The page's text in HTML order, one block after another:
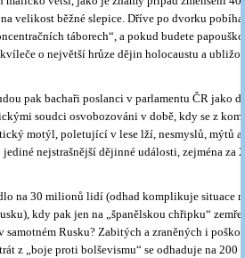
velikost běžné slepice. Dříve po dvorku
táborech“, a pokud budete
o největší hrůze dějin holocaustu a
pak bachaři poslanci v parlamentu ČR jako
soudci osvobozováni v době, kdy se z
motýl, poletující v lese lží, nesmyslů, mýtů
nejstrašnější dějinné události, zejména za
na 30 milionů lidí (odhad komplikuje situace
kdy pak jen na „španělskou chřipku“
Rusku? Zabitých a zraněných i
z „boje proti bolševismu“ se odhaduje na 200